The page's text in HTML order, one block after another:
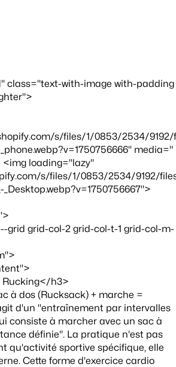
class="text-with-image with-padding
s/files/1/0853/2534/9192/
media="
<img loading="lazy"
s/files/1/0853/2534/9192/
_Desktop.webp?v=1750756667">
grid grid-col-2 grid-col-t-1 grid-col-m-
Rucking</h3>
à dos (Rucksack) + marche =
d'un "entraînement par intervalles
consiste à marcher avec un sac à
définie". La pratique n'est pas
qu'activité sportive spécifique, elle
Cette forme d'exercice cardio